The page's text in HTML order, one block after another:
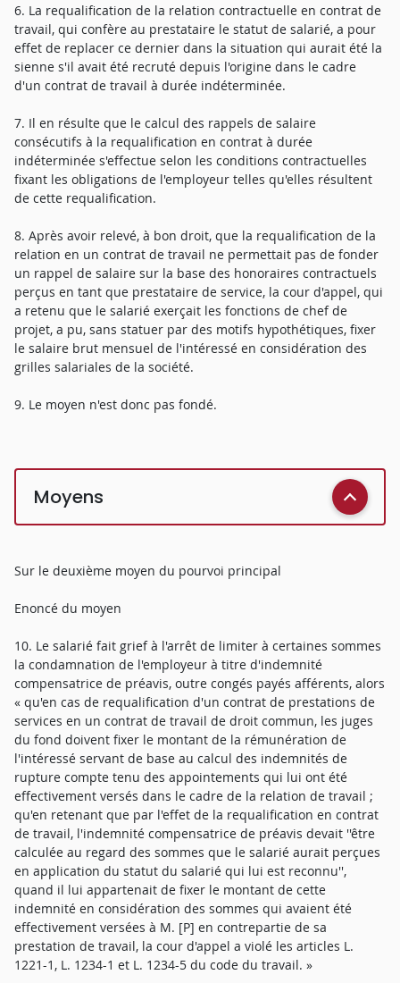
6. La requalification de la relation contractuelle en contrat de
travail, qui confère au prestataire le statut de salarié, a pour
effet de replacer ce dernier dans la situation qui aurait été la
sienne s'il avait été recruté depuis l'origine dans le cadre
d'un contrat de travail à durée indéterminée.
7. Il en résulte que le calcul des rappels de salaire
consécutifs à la requalification en contrat à durée
indéterminée s'effectue selon les conditions contractuelles
fixant les obligations de l'employeur telles qu'elles résultent
de cette requalification.
8. Après avoir relevé, à bon droit, que la requalification de la
relation en un contrat de travail ne permettait pas de fonder
un rappel de salaire sur la base des honoraires contractuels
perçus en tant que prestataire de service, la cour d'appel, qui
a retenu que le salarié exerçait les fonctions de chef de
projet, a pu, sans statuer par des motifs hypothétiques, fixer
le salaire brut mensuel de l'intéressé en considération des
grilles salariales de la société.
9. Le moyen n'est donc pas fondé.
Moyens
Sur le deuxième moyen du pourvoi principal
Enoncé du moyen
10. Le salarié fait grief à l'arrêt de limiter à certaines sommes
la condamnation de l'employeur à titre d'indemnité
compensatrice de préavis, outre congés payés afférents, alors
« qu'en cas de requalification d'un contrat de prestations de
services en un contrat de travail de droit commun, les juges
du fond doivent fixer le montant de la rémunération de
l'intéressé servant de base au calcul des indemnités de
rupture compte tenu des appointements qui lui ont été
effectivement versés dans le cadre de la relation de travail ;
qu'en retenant que par l'effet de la requalification en contrat
de travail, l'indemnité compensatrice de préavis devait ''être
calculée au regard des sommes que le salarié aurait perçues
en application du statut du salarié qui lui est reconnu'',
quand il lui appartenait de fixer le montant de cette
indemnité en considération des sommes qui avaient été
effectivement versées à M. [P] en contrepartie de sa
prestation de travail, la cour d'appel a violé les articles L.
1221-1, L. 1234-1 et L. 1234-5 du code du travail. »